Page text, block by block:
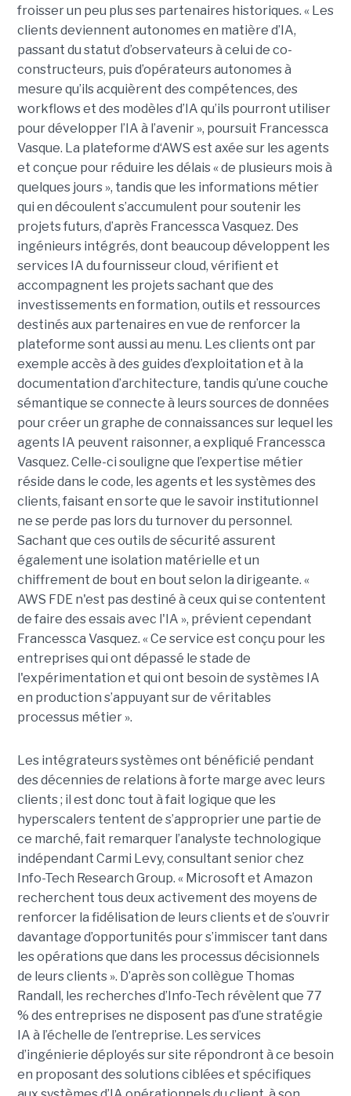
froisser un peu plus ses partenaires historiques. « Les
clients deviennent autonomes en matière d’IA,
passant du statut d’observateurs à celui de co-
constructeurs, puis d’opérateurs autonomes à
mesure qu’ils acquièrent des compétences, des
workflows et des modèles d’IA qu’ils pourront utiliser
pour développer l’IA à l’avenir », poursuit Francessca
Vasque. La plateforme d‘AWS est axée sur les agents
et conçue pour réduire les délais « de plusieurs mois à
quelques jours », tandis que les informations métier
qui en découlent s’accumulent pour soutenir les
projets futurs, d’après Francessca Vasquez. Des
ingénieurs intégrés, dont beaucoup développent les
services IA du fournisseur cloud, vérifient et
accompagnent les projets sachant que des
investissements en formation, outils et ressources
destinés aux partenaires en vue de renforcer la
plateforme sont aussi au menu. Les clients ont par
exemple accès à des guides d’exploitation et à la
documentation d’architecture, tandis qu’une couche
sémantique se connecte à leurs sources de données
pour créer un graphe de connaissances sur lequel les
agents IA peuvent raisonner, a expliqué Francessca
Vasquez. Celle-ci souligne que l’expertise métier
réside dans le code, les agents et les systèmes des
clients, faisant en sorte que le savoir institutionnel
ne se perde pas lors du turnover du personnel.
Sachant que ces outils de sécurité assurent
également une isolation matérielle et un
chiffrement de bout en bout selon la dirigeante. «
AWS FDE n'est pas destiné à ceux qui se contentent
de faire des essais avec l'IA », prévient cependant
Francessca Vasquez. « Ce service est conçu pour les
entreprises qui ont dépassé le stade de
l'expérimentation et qui ont besoin de systèmes IA
en production s’appuyant sur de véritables
processus métier ».
Les intégrateurs systèmes ont bénéficié pendant
des décennies de relations à forte marge avec leurs
clients ; il est donc tout à fait logique que les
hyperscalers tentent de s’approprier une partie de
ce marché, fait remarquer l’analyste technologique
indépendant Carmi Levy, consultant senior chez
Info-Tech Research Group. « Microsoft et Amazon
recherchent tous deux activement des moyens de
renforcer la fidélisation de leurs clients et de s’ouvrir
davantage d’opportunités pour s’immiscer tant dans
les opérations que dans les processus décisionnels
de leurs clients ». D’après son collègue Thomas
Randall, les recherches d’Info-Tech révèlent que 77
% des entreprises ne disposent pas d’une stratégie
IA à l’échelle de l’entreprise. Les services
d’ingénierie déployés sur site répondront à ce besoin
en proposant des solutions ciblées et spécifiques